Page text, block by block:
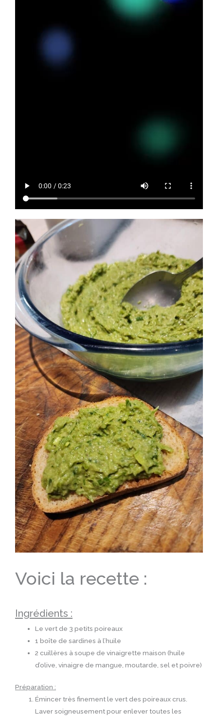
Voici la recette :
Ingrédients :
Le vert de 3 petits poireaux
1 boîte de sardines à l’huile
2 cuillères à soupe de vinaigrette maison (huile
d’olive, vinaigre de mangue, moutarde, sel et poivre)
Préparation :
Émincer très finement le vert des poireaux crus.
Laver soigneusement pour enlever toutes les